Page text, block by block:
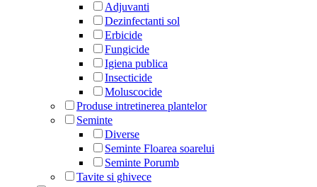
Adjuvanti
Dezinfectanti sol
Erbicide
Fungicide
Igiena publica
Insecticide
Moluscocide
Produse intretinerea plantelor
Seminte
Diverse
Seminte Floarea soarelui
Seminte Porumb
Tavite si ghivece